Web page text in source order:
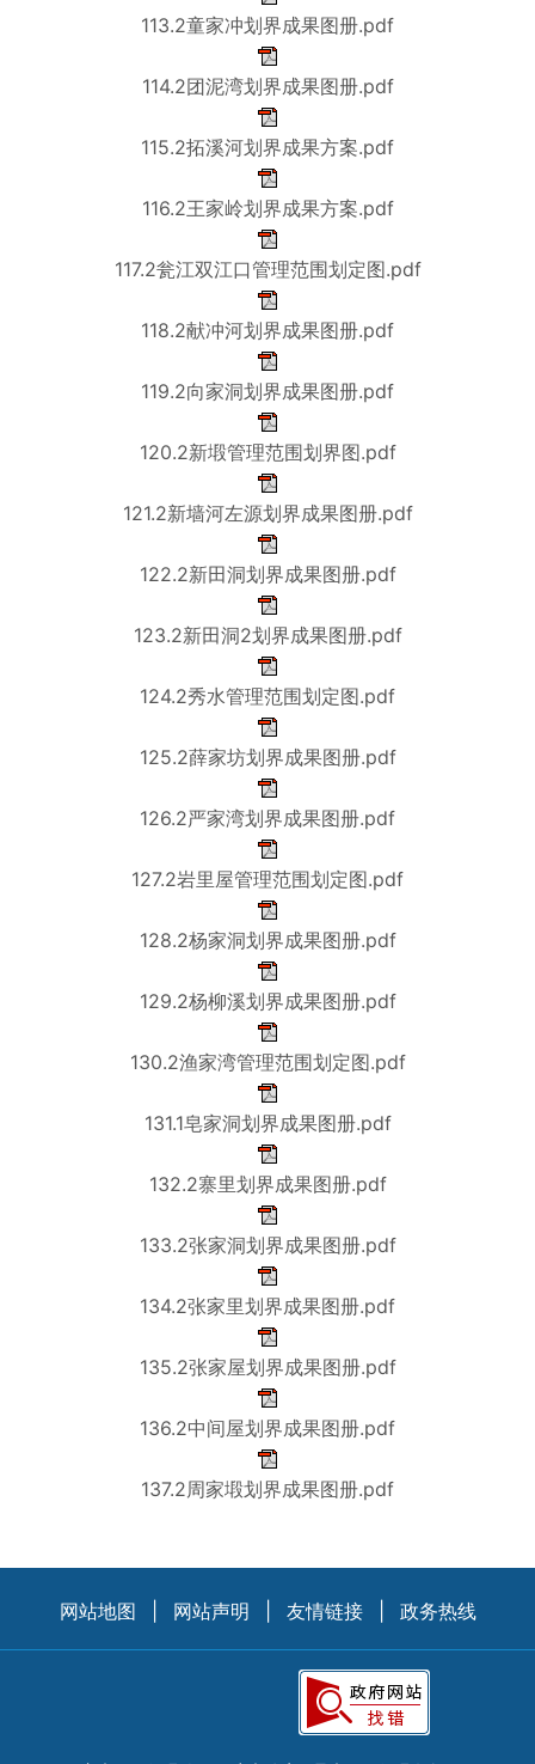
113.2童家冲划界成果图册.pdf
114.2团泥湾划界成果图册.pdf
115.2拓溪河划界成果方案.pdf
116.2王家岭划界成果方案.pdf
117.2瓮江双江口管理范围划定图.pdf
118.2献冲河划界成果图册.pdf
119.2向家洞划界成果图册.pdf
120.2新塅管理范围划界图.pdf
121.2新墙河左源划界成果图册.pdf
122.2新田洞划界成果图册.pdf
123.2新田洞2划界成果图册.pdf
124.2秀水管理范围划定图.pdf
125.2薛家坊划界成果图册.pdf
126.2严家湾划界成果图册.pdf
127.2岩里屋管理范围划定图.pdf
128.2杨家洞划界成果图册.pdf
129.2杨柳溪划界成果图册.pdf
130.2渔家湾管理范围划定图.pdf
131.1皂家洞划界成果图册.pdf
132.2寨里划界成果图册.pdf
133.2张家洞划界成果图册.pdf
134.2张家里划界成果图册.pdf
135.2张家屋划界成果图册.pdf
136.2中间屋划界成果图册.pdf
137.2周家塅划界成果图册.pdf
网站地图 网站声明 友情链接 政务热线